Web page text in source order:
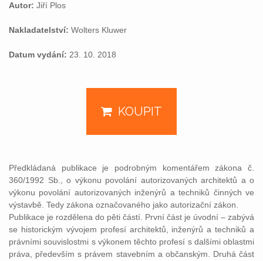
Autor: Jiří Plos
Nakladatelství: Wolters Kluwer
Datum vydání: 23. 10. 2018
KOUPIT
Předkládaná publikace je podrobným komentářem zákona č.
360/1992 Sb., o výkonu povolání autorizovaných architektů a o
výkonu povolání autorizovaných inženýrů a techniků činných ve
výstavbě. Tedy zákona označovaného jako autorizační zákon.
Publikace je rozdělena do pěti částí. První část je úvodní – zabývá
se historickým vývojem profesí architektů, inženýrů a techniků a
právními souvislostmi s výkonem těchto profesí s dalšími oblastmi
práva, především s právem stavebním a občanským. Druhá část